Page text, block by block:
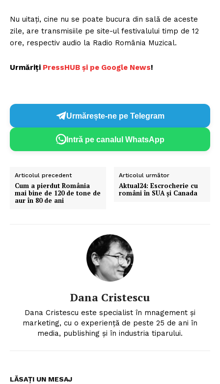
Un proiect
FREEDOM HOUSE ROMÂNIA
PRESShub
Proiecte editoriale
Rețea
Contact
Nu uitați, cine nu se poate bucura din sală de aceste
zile, are transmisiile pe site-ul festivalului timp de 12
ore, respectiv audio la Radio România Muzical.
Urmăriți PressHUB și pe Google News!
Urmărește-ne pe Telegram
Intră pe canalul WhatsApp
Articolul precedent
Cum a pierdut România
mai bine de 120 de tone de
aur în 80 de ani
Articolul următor
Aktual24: Escrocherie cu
români în SUA și Canada
Dana Cristescu
Dana Cristescu este specialist în mnagement și
marketing, cu o experiență de peste 25 de ani în
media, publishing și în industria tiparului.
LĂSAȚI UN MESAJ